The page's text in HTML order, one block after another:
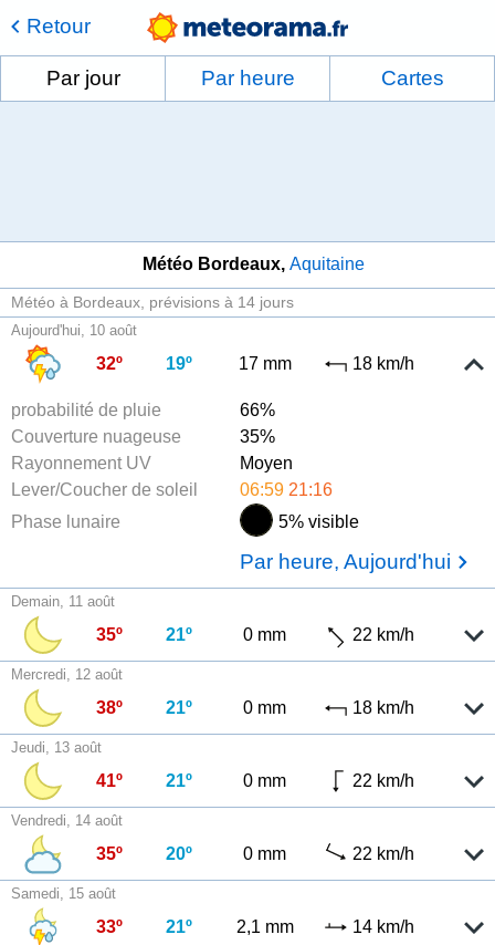
Retour
Par jour Par heure Cartes
Météo Bordeaux Aquitaine
Météo à Bordeaux prévisions à 14 jours
Aujourd'hui, 10 août
32º 19º 17 mm 18 km/h
probabilité de pluie
66%
Couverture nuageuse
35%
Rayonnement UV
Moyen
Lever/Coucher de soleil
06:59 21:16
Phase lunaire
5% visible
Par heure, Aujourd'hui
Demain, 11 août
35º 21º 0 mm 22 km/h
Mercredi, 12 août
38º 21º 0 mm 18 km/h
Jeudi, 13 août
41º 21º 0 mm 22 km/h
Vendredi, 14 août
35º 20º 0 mm 22 km/h
Samedi, 15 août
33º 21º 2,1 mm 14 km/h